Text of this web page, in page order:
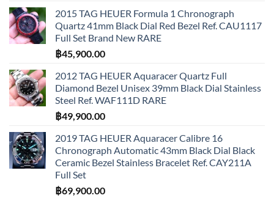
2015 TAG HEUER Formula 1 Chronograph
Quartz 41mm Black Dial Red Bezel Ref. CAU1117
Full Set Brand New RARE
฿45,900.00
2012 TAG HEUER Aquaracer Quartz Full
Diamond Bezel Unisex 39mm Black Dial Stainless
Steel Ref. WAF111D RARE
฿49,900.00
2019 TAG HEUER Aquaracer Calibre 16
Chronograph Automatic 43mm Black Dial Black
Ceramic Bezel Stainless Bracelet Ref. CAY211A
Full Set
฿69,900.00